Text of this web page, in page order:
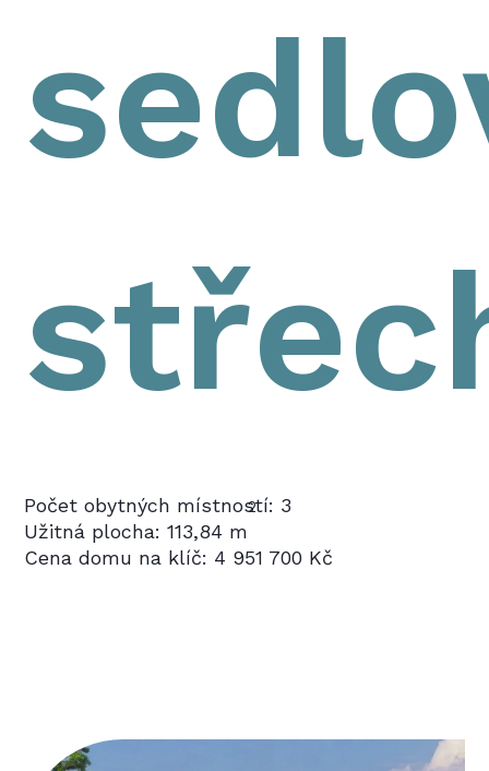
Počet obytných místností: 3
Užitná plocha: 113,84 m
2
Cena domu na klíč: 4 951 700 Kč